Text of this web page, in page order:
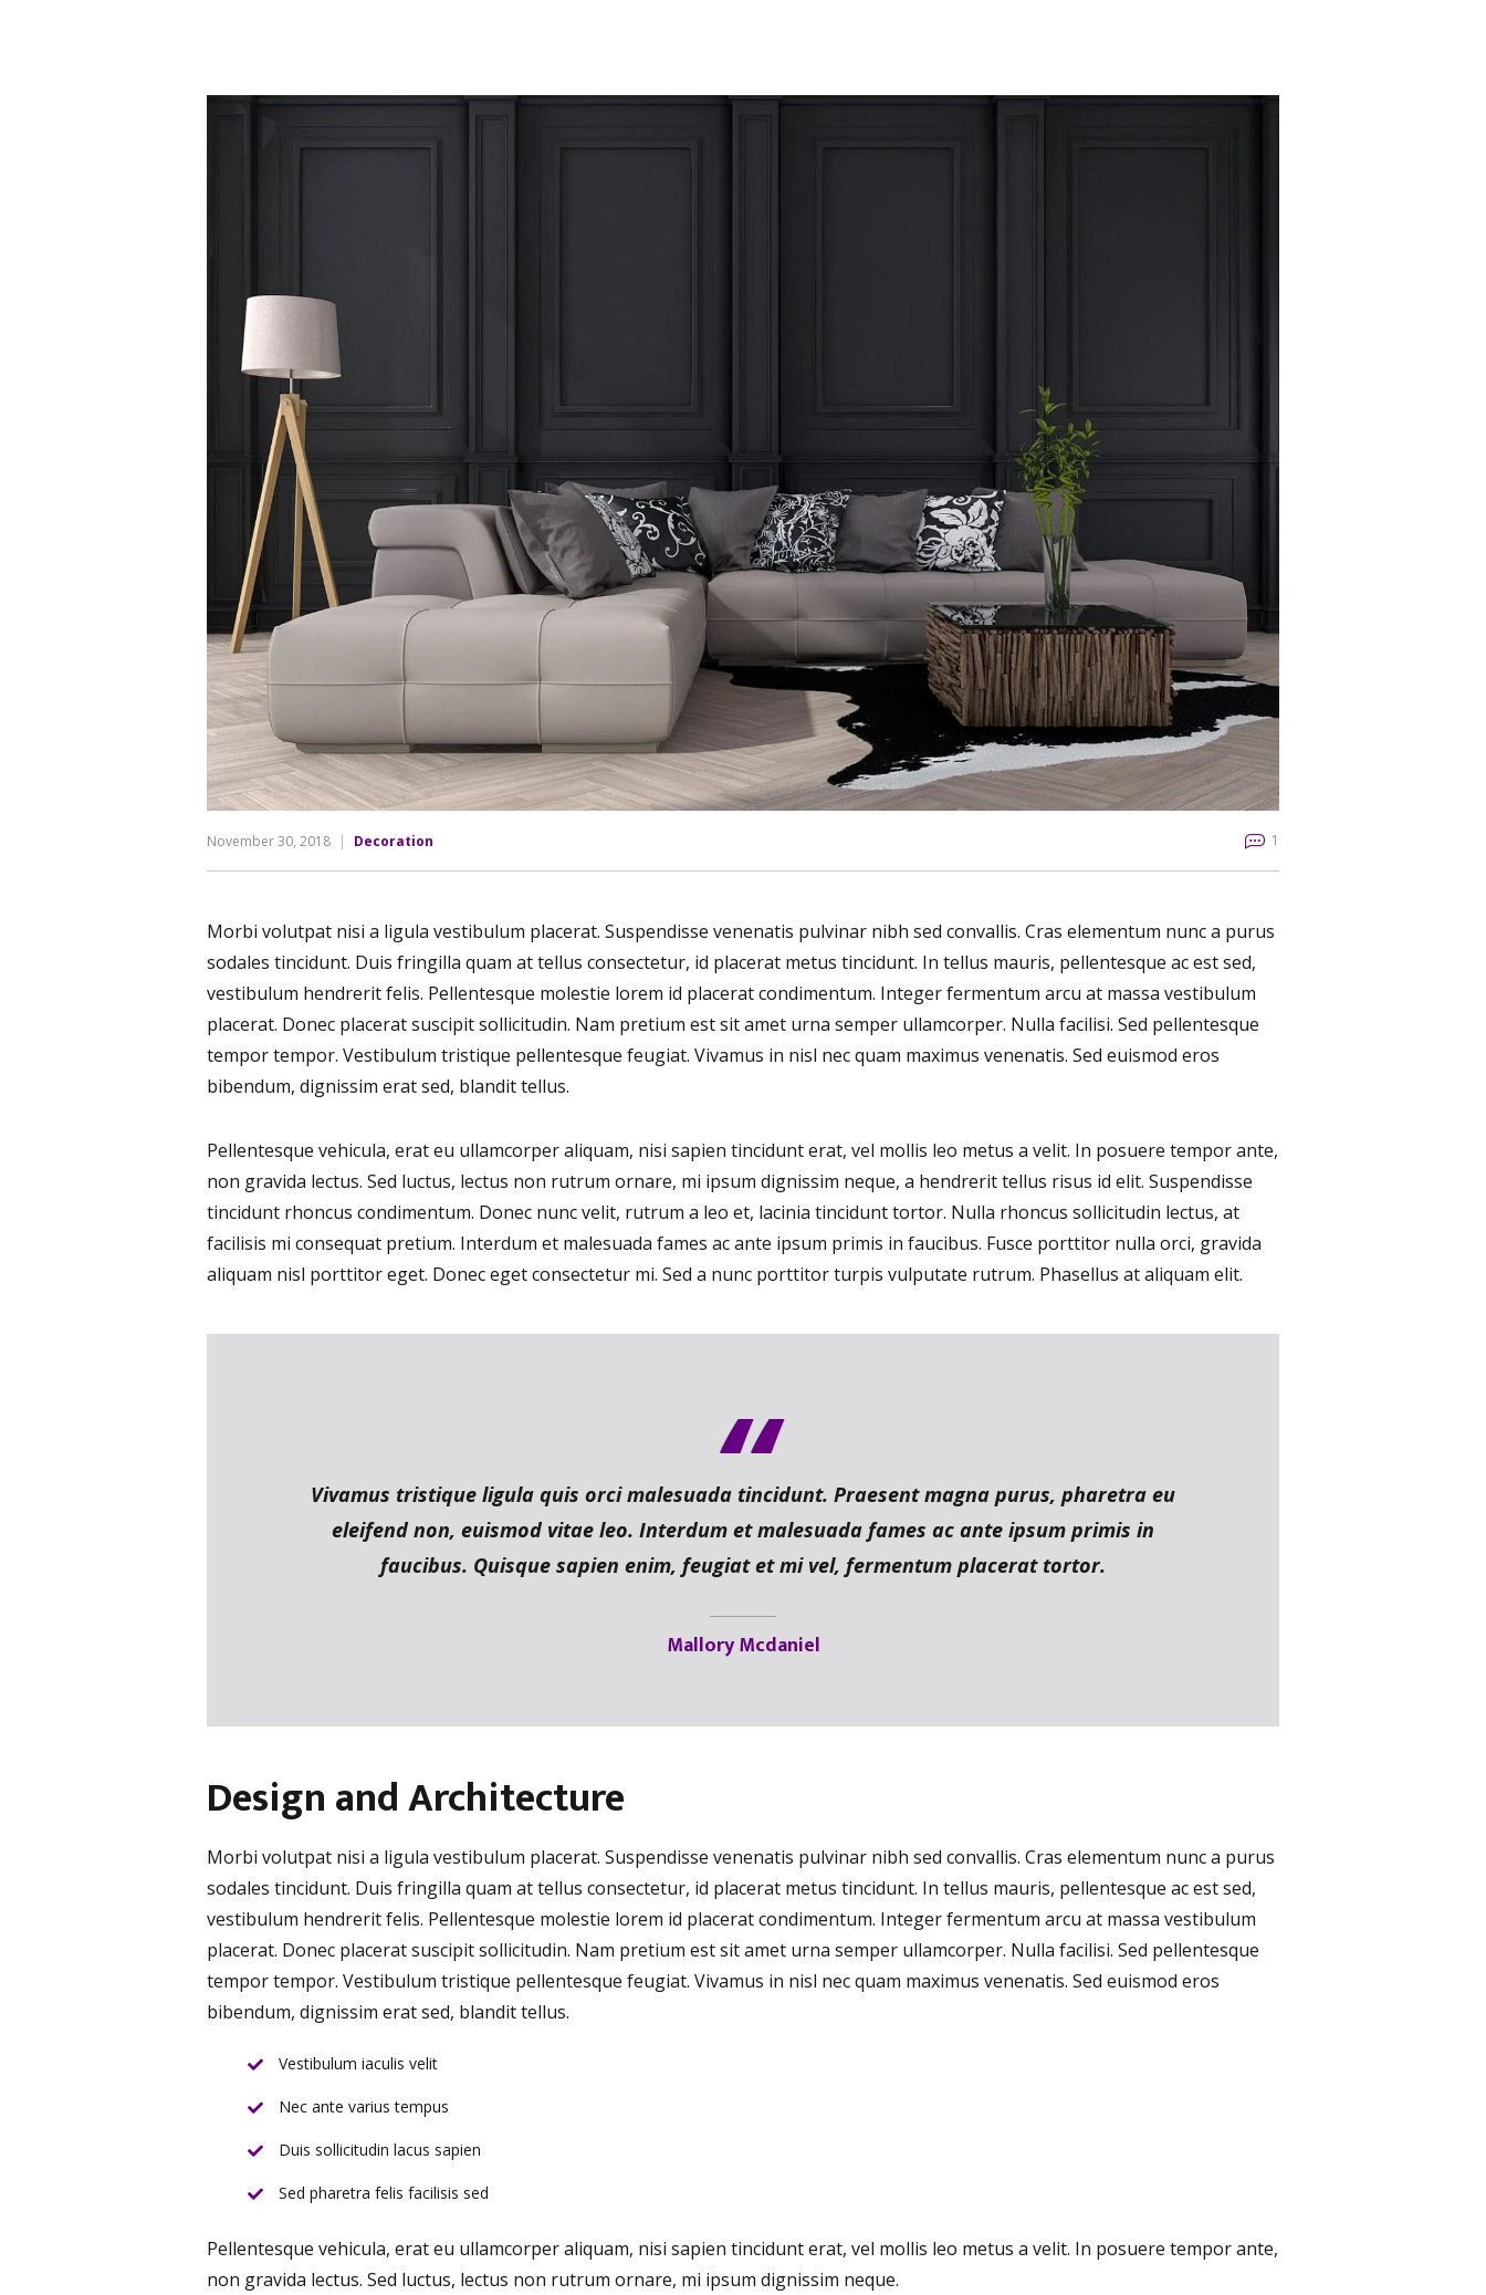
November 30, 2018 Decoration 1
Morbi volutpat nisi a ligula vestibulum placerat. Suspendisse venenatis pulvinar nibh sed convallis. Cras elementum nunc a purus
sodales tincidunt. Duis fringilla quam at tellus consectetur, id placerat metus tincidunt. In tellus mauris, pellentesque ac est sed,
vestibulum hendrerit felis. Pellentesque molestie lorem id placerat condimentum. Integer fermentum arcu at massa vestibulum
placerat. Donec placerat suscipit sollicitudin. Nam pretium est sit amet urna semper ullamcorper. Nulla facilisi. Sed pellentesque
tempor tempor. Vestibulum tristique pellentesque feugiat. Vivamus in nisl nec quam maximus venenatis. Sed euismod eros
bibendum, dignissim erat sed, blandit tellus.
Pellentesque vehicula, erat eu ullamcorper aliquam, nisi sapien tincidunt erat, vel mollis leo metus a velit. In posuere tempor ante,
non gravida lectus. Sed luctus, lectus non rutrum ornare, mi ipsum dignissim neque, a hendrerit tellus risus id elit. Suspendisse
tincidunt rhoncus condimentum. Donec nunc velit, rutrum a leo et, lacinia tincidunt tortor. Nulla rhoncus sollicitudin lectus, at
facilisis mi consequat pretium. Interdum et malesuada fames ac ante ipsum primis in faucibus. Fusce porttitor nulla orci, gravida
aliquam nisl porttitor eget. Donec eget consectetur mi. Sed a nunc porttitor turpis vulputate rutrum. Phasellus at aliquam elit.
Vivamus tristique ligula quis orci malesuada tincidunt. Praesent magna purus, pharetra eu
eleifend non, euismod vitae leo. Interdum et malesuada fames ac ante ipsum primis in
faucibus. Quisque sapien enim, feugiat et mi vel, fermentum placerat tortor.
Mallory Mcdaniel
Design and Architecture
Morbi volutpat nisi a ligula vestibulum placerat. Suspendisse venenatis pulvinar nibh sed convallis. Cras elementum nunc a purus
sodales tincidunt. Duis fringilla quam at tellus consectetur, id placerat metus tincidunt. In tellus mauris, pellentesque ac est sed,
vestibulum hendrerit felis. Pellentesque molestie lorem id placerat condimentum. Integer fermentum arcu at massa vestibulum
placerat. Donec placerat suscipit sollicitudin. Nam pretium est sit amet urna semper ullamcorper. Nulla facilisi. Sed pellentesque
tempor tempor. Vestibulum tristique pellentesque feugiat. Vivamus in nisl nec quam maximus venenatis. Sed euismod eros
bibendum, dignissim erat sed, blandit tellus.
Vestibulum iaculis velit
Nec ante varius tempus
Duis sollicitudin lacus sapien
Sed pharetra felis facilisis sed
Pellentesque vehicula, erat eu ullamcorper aliquam, nisi sapien tincidunt erat, vel mollis leo metus a velit. In posuere tempor ante,
non gravida lectus. Sed luctus, lectus non rutrum ornare, mi ipsum dignissim neque.